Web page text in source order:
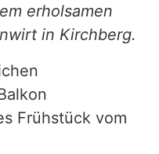
erholsamen
in Kirchberg.
Frühstück vom